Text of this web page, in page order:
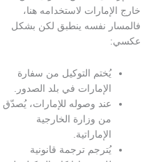
لاستخدامه هنا،
نفسه ينطبق لكن بشكل
التوكيل من سفارة
في بلد الصدور.
وصوله للإمارات، يُصدّق
وزارة الخارجية
ترجمة قانونية